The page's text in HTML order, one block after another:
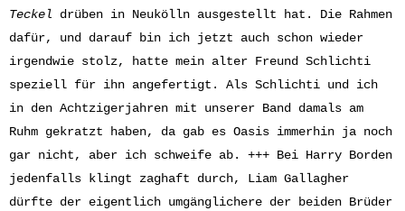
Teckel drüben in Neukölln ausgestellt hat. Die Rahmen
dafür, und darauf bin ich jetzt auch schon wieder
irgendwie stolz, hatte mein alter Freund Schlichti
speziell für ihn angefertigt. Als Schlichti und ich
in den Achtzigerjahren mit unserer Band damals am
Ruhm gekratzt haben, da gab es Oasis immerhin ja noch
gar nicht, aber ich schweife ab. +++ Bei Harry Borden
jedenfalls klingt zaghaft durch, Liam Gallagher
dürfte der eigentlich umgänglichere der beiden Brüder